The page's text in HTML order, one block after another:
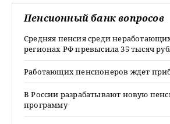
Пенсионный банк вопросов
Средняя пенсия среди
регионах РФ превысила 35 тысяч
Работающих пенсионеров ждет
В России разрабатывают новую
программу